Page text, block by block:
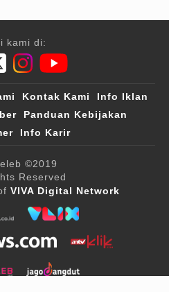
kami di:
Kontak Kami
Info Iklan
Panduan Kebijakan
Info Karir
©2019
Reserved
VIVA Digital Network